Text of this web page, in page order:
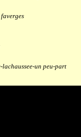
un peu-part